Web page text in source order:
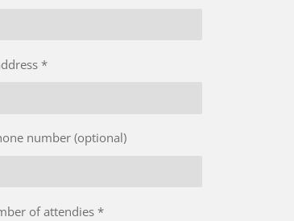
*
number (optional)
of attendies *